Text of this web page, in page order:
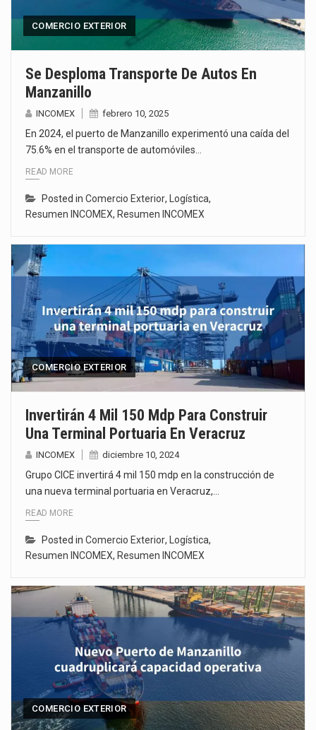
COMERCIO EXTERIOR
Se Desploma Transporte De Autos En
Manzanillo
INCOMEX febrero 10, 2025
En 2024, el puerto de Manzanillo experimentó una caída del
75.6% en el transporte de automóviles…
READ MORE
Posted in Comercio Exterior, Logística,
Resumen INCOMEX, Resumen INCOMEX
COMERCIO EXTERIOR
Invertirán 4 Mil 150 Mdp Para Construir
Una Terminal Portuaria En Veracruz
INCOMEX diciembre 10, 2024
Grupo CICE invertirá 4 mil 150 mdp en la construcción de
una nueva terminal portuaria en Veracruz,…
READ MORE
Posted in Comercio Exterior, Logística,
Resumen INCOMEX, Resumen INCOMEX
COMERCIO EXTERIOR